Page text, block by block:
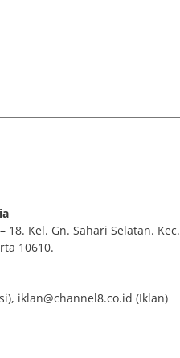
18. Kel. Gn. Sahari Selatan. Kec.
10610.
iklan@channel8.co.id (Iklan)